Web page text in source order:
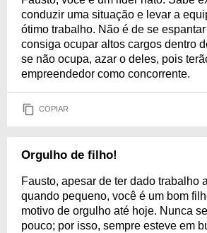
conduzir uma situação e levar a
ótimo trabalho. Não é de se
consiga ocupar altos cargos dentro
se não ocupa, azar o deles, pois
empreendedor como concorrente.
COPIAR
Orgulho de filho!
Fausto, apesar de ter dado trabalho
quando pequeno, você é um bom
motivo de orgulho até hoje. Nunca
pouco; por isso, sempre esteve em